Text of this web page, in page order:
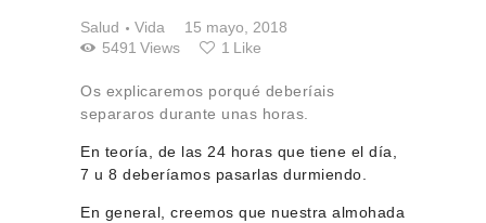
Salud Vida
15 mayo, 2018
5491 Views 1 Like
Os explicaremos porqué deberíais
separaros durante unas horas.
En teoría, de las 24 horas que tiene el día,
7 u 8 deberíamos pasarlas durmiendo.
En general, creemos que nuestra almohada